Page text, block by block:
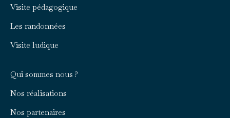
windowwindow
Visite pédagogique
Les randonnées
Visite ludique
Qui sommes nous ?
Nos réalisations
Nos partenaires